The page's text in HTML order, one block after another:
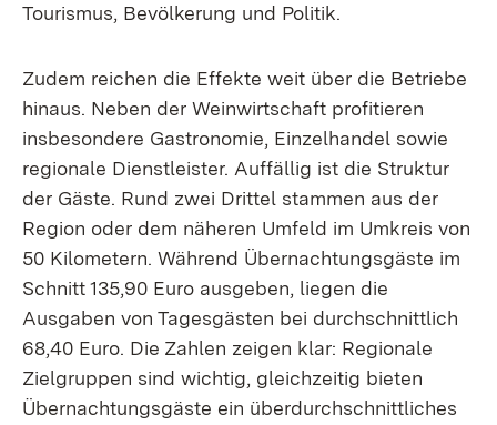
Tourismus, Bevölkerung und Politik.
Zudem reichen die Effekte weit über die Betriebe
hinaus. Neben der Weinwirtschaft profitieren
insbesondere Gastronomie, Einzelhandel sowie
regionale Dienstleister. Auffällig ist die Struktur
der Gäste. Rund zwei Drittel stammen aus der
Region oder dem näheren Umfeld im Umkreis von
50 Kilometern. Während Übernachtungsgäste im
Schnitt 135,90 Euro ausgeben, liegen die
Ausgaben von Tagesgästen bei durchschnittlich
68,40 Euro. Die Zahlen zeigen klar: Regionale
Zielgruppen sind wichtig, gleichzeitig bieten
Übernachtungsgäste ein überdurchschnittliches